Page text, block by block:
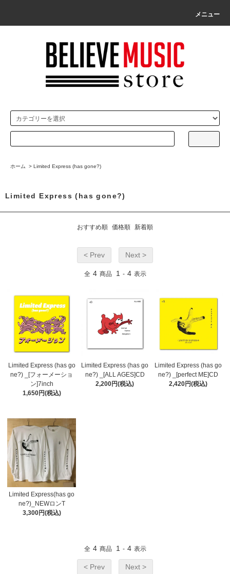
メニュー
ホーム > Limited Express (has gone?)
Limited Express (has gone?)
おすすめ順 価格順 新着順
< Prev Next >
全 4 商品 1 - 4 表示
Limited Express (has go
ne?) _[フォーメーショ
ン]7inch
1,650円(税込)
Limited Express (has go
ne?) _[ALL AGES]CD
2,200円(税込)
Limited Express (has go
ne?) _[perfect ME]CD
2,420円(税込)
Limited Express(has go
ne?)_NEWロンT
3,300円(税込)
全 4 商品 1 - 4 表示
< Prev Next >